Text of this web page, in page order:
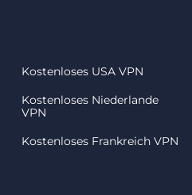
Kostenloses USA VPN
Kostenloses Niederlande
VPN
Kostenloses Frankreich VPN